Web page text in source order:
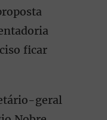
ficar
geral